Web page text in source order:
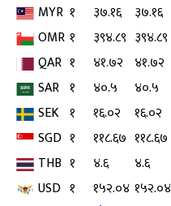
MYR १ ३७.१६
३७.१६
OMR १ ३९४.८९ ३९४.८९
QAR १ ४१.७२ ४१.७२
SAR १ ४०.५
४०.५
SEK १ १६.०२
१६.०२
SGD १ ११८.६७ ११८.६७
THB १ ४.६
४.६
USD १ १५२.०४ १५२.०४